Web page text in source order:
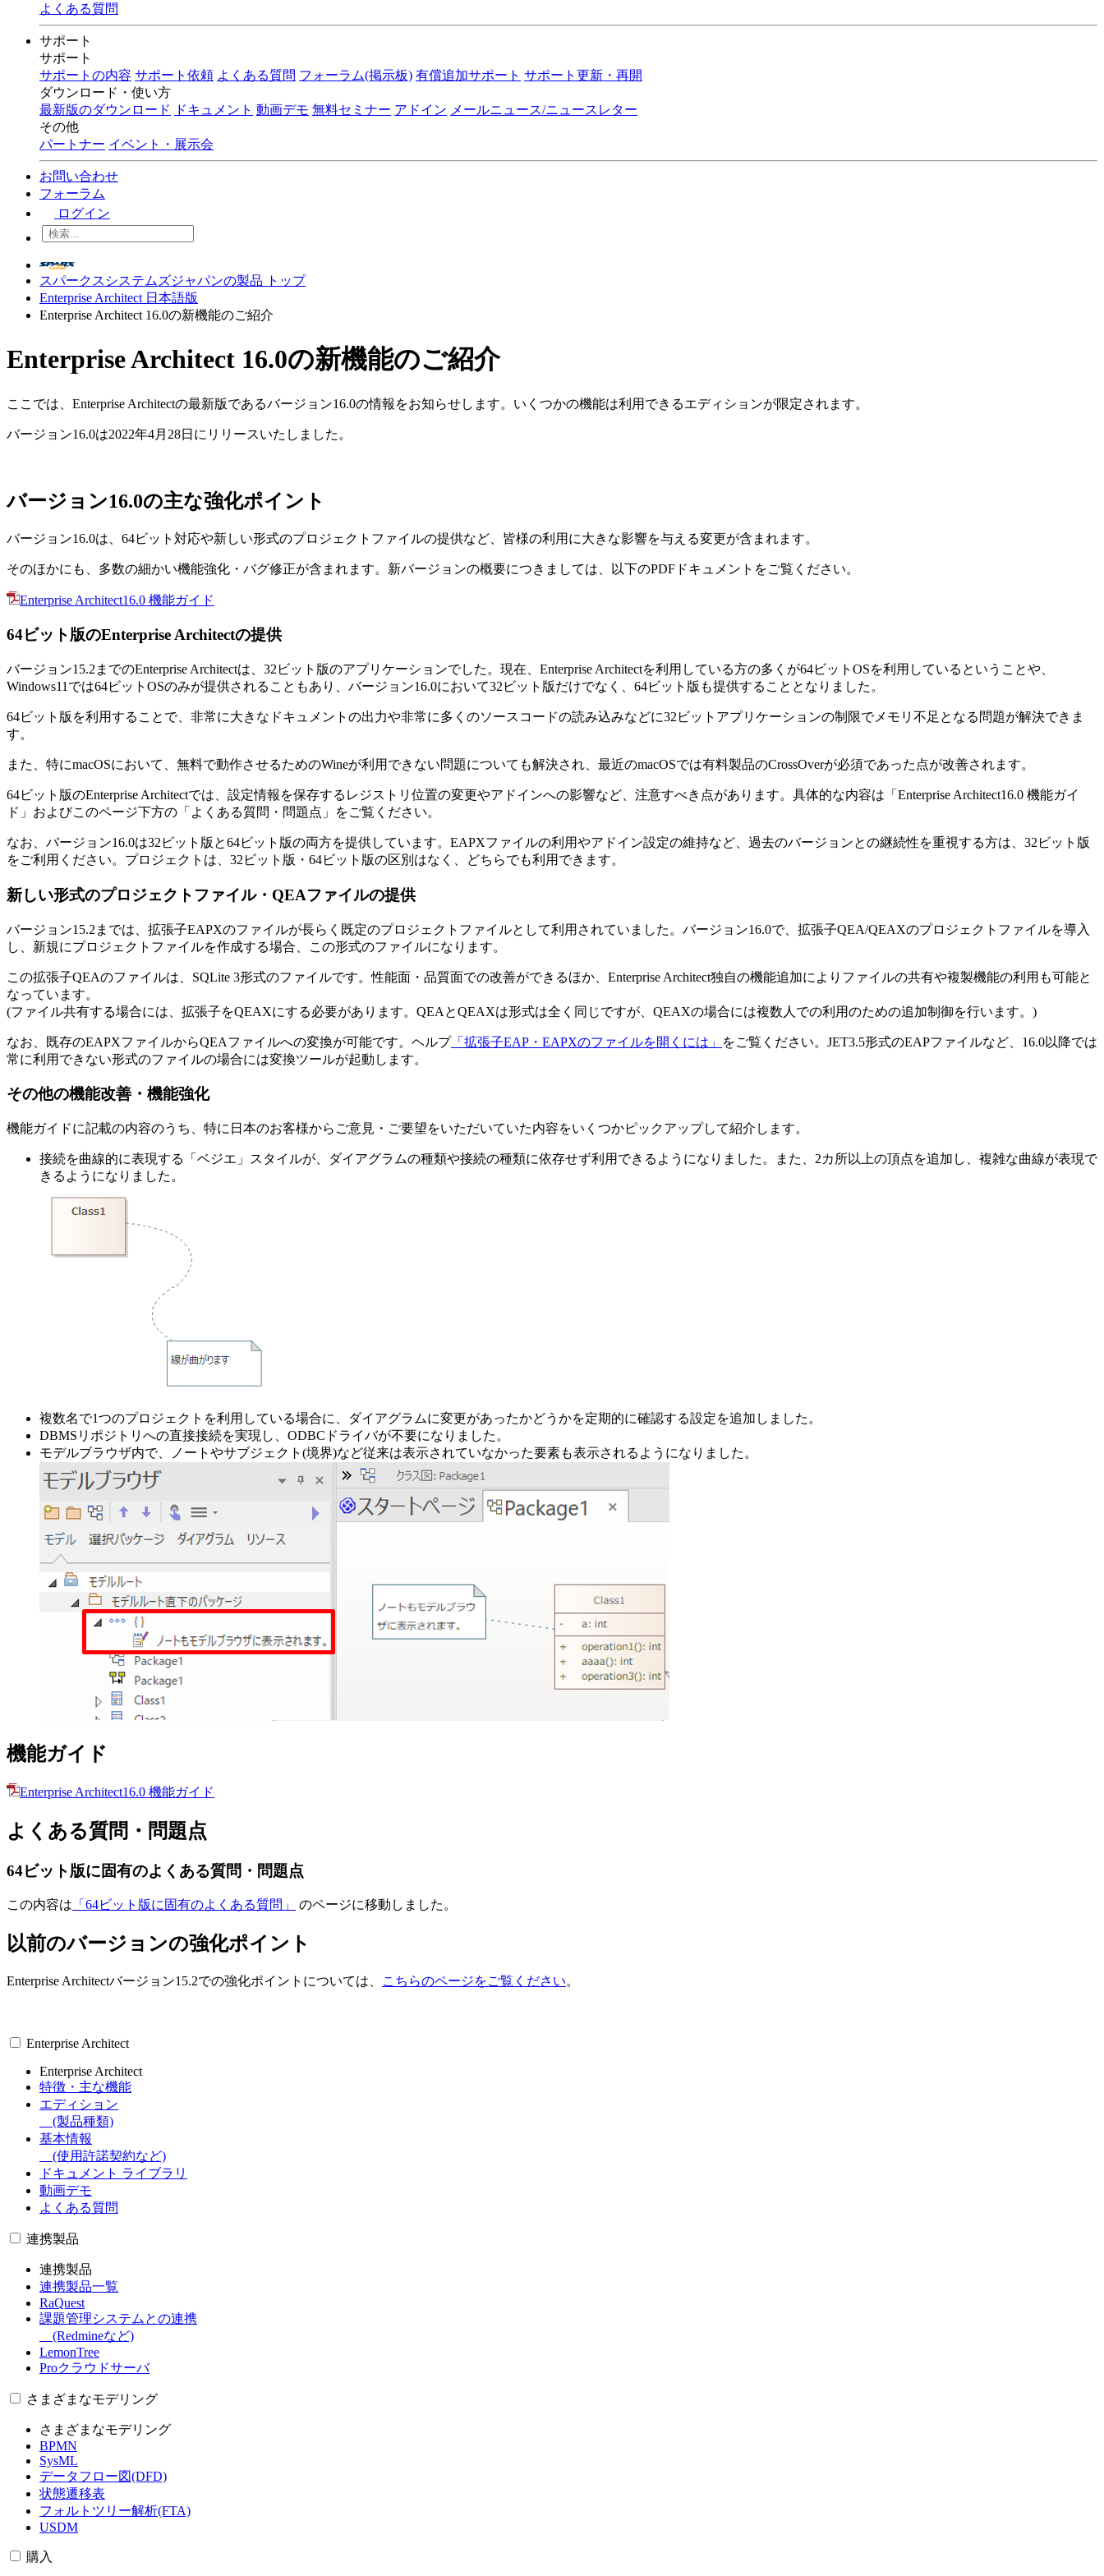
よくある質問
サポート
サポート
サポートの内容 サポート依頼 よくある質問 フォーラム(掲示板) 有償追加サポート サポート更新・再開
ダウンロード・使い方
最新版のダウンロード
ドキュメント 動画デモ 無料セミナー アドイン メールニュース/ニュースレター
その他
パートナー イベント・展示会
お問い合わせ
フォーラム
ログイン
スパークスシステムズジャパンの製品 トップ
Enterprise Architect 日本語版
Enterprise Architect 16.0の新機能のご紹介
Enterprise Architect 16.0の新機能のご紹介
ここでは、Enterprise Architectの最新版であるバージョン16.0の情報をお知らせします。いくつかの機能は利用できるエディションが限定されます。
バージョン16.0は2022年4月28日にリリースいたしました。
バージョン16.0の主な強化ポイント
バージョン16.0は、64ビット対応や新しい形式のプロジェクトファイルの提供など、皆様の利用に大きな影響を与える変更が含まれます。
そのほかにも、多数の細かい機能強化・バグ修正が含まれます。新バージョンの概要につきましては、以下のPDFドキュメントをご覧ください。
Enterprise Architect16.0 機能ガイド
64ビット版のEnterprise Architectの提供
バージョン15.2までのEnterprise Architectは、32ビット版のアプリケーションでした。現在、Enterprise Architectを利用している方の多くが64ビットOSを利用しているということや、
Windows11では64ビットOSのみが提供されることもあり、バージョン16.0において32ビット版だけでなく、64ビット版も提供することとなりました。
64ビット版を利用することで、非常に大きなドキュメントの出力や非常に多くのソースコードの読み込みなどに32ビットアプリケーションの制限でメモリ不足となる問題が解決できま
す。
また、特にmacOSにおいて、無料で動作させるためのWineが利用できない問題についても解決され、最近のmacOSでは有料製品のCrossOverが必須であった点が改善されます。
64ビット版のEnterprise Architectでは、設定情報を保存するレジストリ位置の変更やアドインへの影響など、注意すべき点があります。具体的な内容は「Enterprise Architect16.0 機能ガイ
ド」およびこのページ下方の「よくある質問・問題点」をご覧ください。
なお、バージョン16.0は32ビット版と64ビット版の両方を提供しています。EAPXファイルの利用やアドイン設定の維持など、過去のバージョンとの継続性を重視する方は、32ビット版
をご利用ください。プロジェクトは、32ビット版・64ビット版の区別はなく、どちらでも利用できます。
新しい形式のプロジェクトファイル・QEAファイルの提供
バージョン15.2までは、拡張子EAPXのファイルが長らく既定のプロジェクトファイルとして利用されていました。バージョン16.0で、拡張子QEA/QEAXのプロジェクトファイルを導入
し、新規にプロジェクトファイルを作成する場合、この形式のファイルになります。
この拡張子QEAのファイルは、SQLite 3形式のファイルです。性能面・品質面での改善ができるほか、Enterprise Architect独自の機能追加によりファイルの共有や複製機能の利用も可能と
なっています。
(ファイル共有する場合には、拡張子をQEAXにする必要があります。QEAとQEAXは形式は全く同じですが、QEAXの場合には複数人での利用のための追加制御を行います。)
なお、既存のEAPXファイルからQEAファイルへの変換が可能です。ヘルプ「拡張子EAP・EAPXのファイルを開くには」
をご覧ください。JET3.5形式のEAPファイルなど、16.0以降では
常に利用できない形式のファイルの場合には変換ツールが起動します。
その他の機能改善・機能強化
機能ガイドに記載の内容のうち、特に日本のお客様からご意見・ご要望をいただいていた内容をいくつかピックアップして紹介します。
接続を曲線的に表現する「ベジエ」スタイルが、ダイアグラムの種類や接続の種類に依存せず利用できるようになりました。また、2カ所以上の頂点を追加し、複雑な曲線が表現で
きるようになりました。
複数名で1つのプロジェクトを利用している場合に、ダイアグラムに変更があったかどうかを定期的に確認する設定を追加しました。
DBMSリポジトリへの直接接続を実現し、ODBCドライバが不要になりました。
モデルブラウザ内で、ノートやサブジェクト(境界)など従来は表示されていなかった要素も表示されるようになりました。
機能ガイド
Enterprise Architect16.0 機能ガイド
よくある質問・問題点
64ビット版に固有のよくある質問・問題点
この内容は 「64ビット版に固有のよくある質問」 のページに移動しました。
以前のバージョンの強化ポイント
Enterprise Architectバージョン15.2での強化ポイントについては、 こちらのページをご覧ください。
Enterprise Architect
Enterprise Architect
特徴・主な機能
エディション
(製品種類)
基本情報
(使用許諾契約など)
ドキュメント ライブラリ
動画デモ
よくある質問
連携製品
連携製品
連携製品一覧
RaQuest
課題管理システムとの連携
(Redmineなど)
LemonTree
Proクラウドサーバ
さまざまなモデリング
さまざまなモデリング
BPMN
SysML
データフロー図(DFD)
状態遷移表
フォルトツリー解析(FTA)
USDM
購入